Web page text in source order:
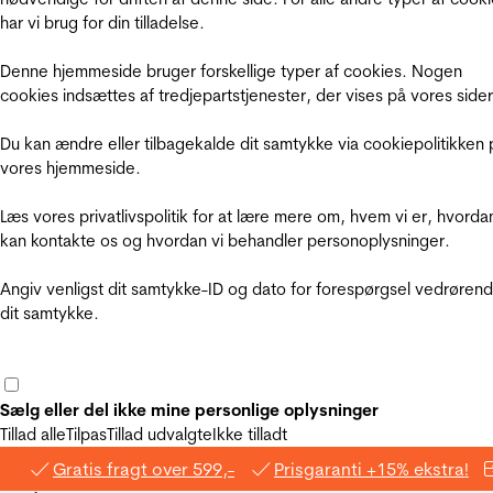
har vi brug for din tilladelse.
Denne hjemmeside bruger forskellige typer af cookies. Nogen
cookies indsættes af tredjepartstjenester, der vises på vores
Du kan ændre eller tilbagekalde dit samtykke via cookiepolitikken
vores hjemmeside.
Læs vores privatlivspolitik for at lære mere om, hvem vi er,
kan kontakte os og hvordan vi behandler personoplysninger.
Angiv venligst dit samtykke-ID og dato for forespørgsel
dit samtykke.
Sælg eller del ikke mine personlige oplysninger
Tillad alleTilpasTillad udvalgteIkke tilladt
Gratis fragt over 599,- Prisgaranti +15% ekstra!